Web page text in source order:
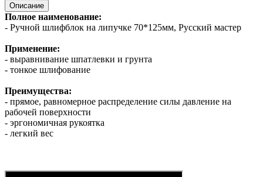
Описание
Полное наименование:
- Ручной шлифблок на липучке 70*125мм, Русский мастер
Применение:
- выравнивание шпатлевки и грунта
- тонкое шлифование
Преимущества:
- прямое, равномерное распределение силы давление на
рабочей поверхности
- эргономичная рукоятка
- легкий вес